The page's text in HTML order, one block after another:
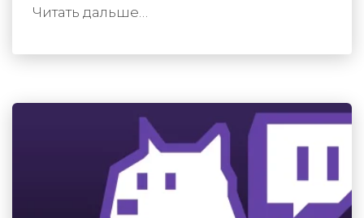
Читать дальше…